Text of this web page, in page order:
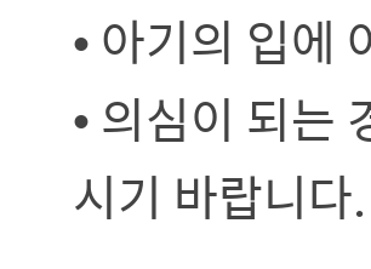
• 아기의 입에
• 의심이 되는
시기 바랍니다.